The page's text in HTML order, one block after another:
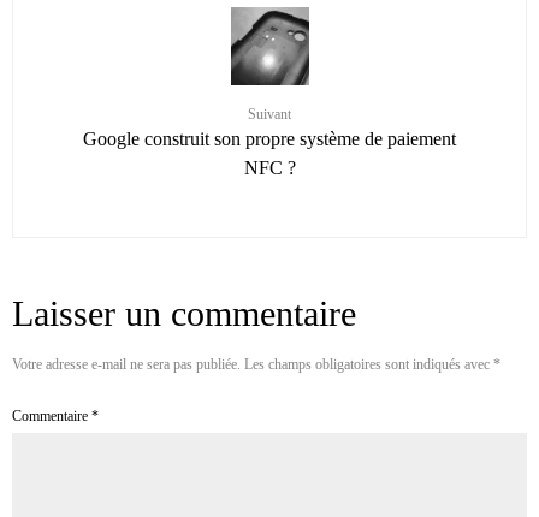
Suivant
Google construit son propre système de paiement
NFC ?
Laisser un commentaire
Votre adresse e-mail ne sera pas publiée. Les champs obligatoires sont indiqués avec *
Commentaire *